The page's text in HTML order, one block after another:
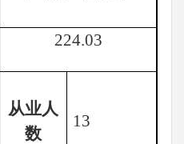
224.03
从业人
数
13